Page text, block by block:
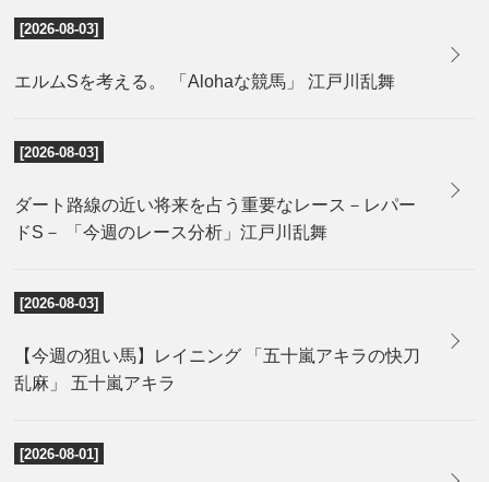
[2026-08-03]
エルムSを考える。 「Alohaな競馬」 江戸川乱舞
[2026-08-03]
ダート路線の近い将来を占う重要なレース－レパー
ドS－ 「今週のレース分析」江戸川乱舞
[2026-08-03]
【今週の狙い馬】レイニング 「五十嵐アキラの快刀
乱麻」 五十嵐アキラ
[2026-08-01]